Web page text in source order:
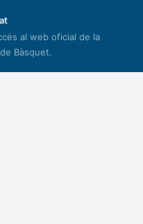
al web oficial de la
Bàsquet.